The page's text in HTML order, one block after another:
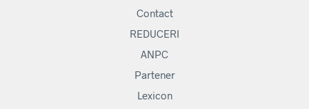
Contact
REDUCERI
ANPC
Partener
Lexicon